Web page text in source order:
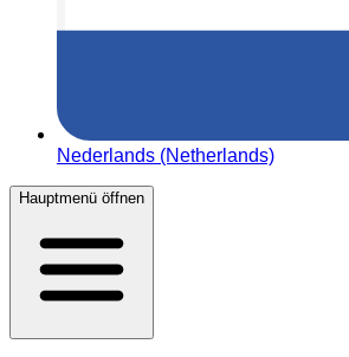
Nederlands (Netherlands)
Hauptmenü öffnen